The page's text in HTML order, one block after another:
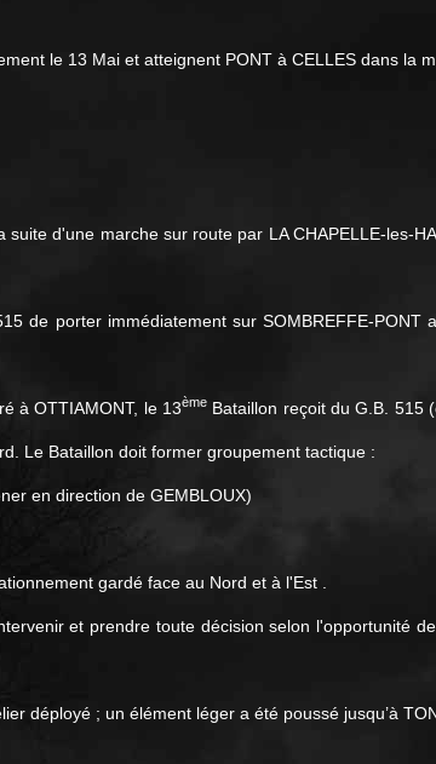
le 13 Mai et atteignent PONT à CELLES dans la
d'une marche sur route par LA CHAPELLE-les-
de porter immédiatement sur SOMBREFFE-PONT
à OTTIAMONT, le 13èmeBataillon reçoit du G.B. 515
Le Bataillon doit former groupement tactique :
en direction de GEMBLOUX)
gardé face au Nord et à l'Est .
et prendre toute décision selon l'opportunité
; un élément léger a été poussé jusqu’à